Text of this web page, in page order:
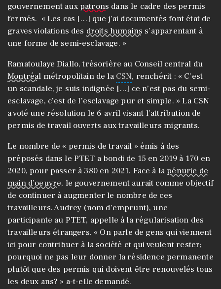
gouvernement auxpatrons dans le cadre des permis
fermés. « Les cas […] que j’ai documentés font état de
graves violations des droits humains s’apparentant à
une forme de semi-esclavage. »
Ramatoulaye Diallo, trésorière au Conseil central du
Montréal métropolitain de la CSN, renchérit : « C’est
un scandale, je suis indignée […] ce n’est pas du semi-
esclavage, c’est de l’esclavage pur et simple. » La CSN
a voté une résolution le 6 avril visant l’attribution de
permis de travail ouverts aux travailleurs migrants.
Le nombre de « permis de travail » émis à des
préposés dans le PTET a bondi de 15 en 2019 à 170 en
2020, pour passer à 380 en 2021. Face à la pénurie de
main d’oeuvre, le gouvernement aurait comme objectif
de continuer à augmenter le nombre de ces
travailleurs. Audrey (nom d’emprunt), une
participante au PTET, appelle à la régularisation des
travailleurs étrangers. « On parle de gens qui viennent
ici pour contribuer à la société et qui veulent rester;
pourquoi ne pas leur donner la résidence permanente
plutôt que des permis qui doivent être renouvelés tous
les deux ans? » a-t-elle demandé.